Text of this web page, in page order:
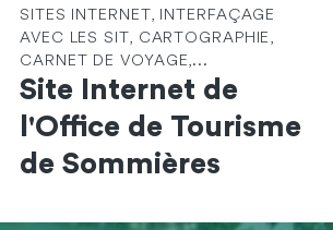
SITES INTERNET, INTERFAÇAGE
AVEC LES SIT, CARTOGRAPHIE,
CARNET DE VOYAGE,...
Site Internet de
l'Office de Tourisme
de Sommières